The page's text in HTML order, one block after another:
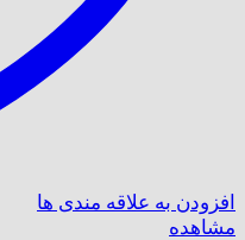
افزودن به علاقه مندی ها
مشاهده